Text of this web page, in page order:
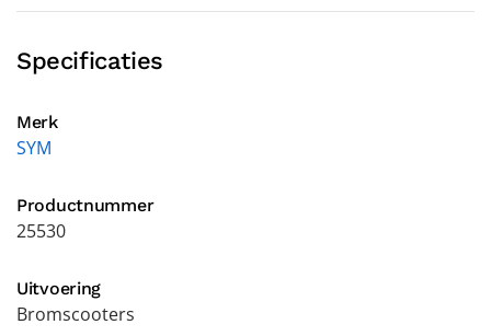
Specificaties
Merk
SYM
Productnummer
25530
Uitvoering
Bromscooters